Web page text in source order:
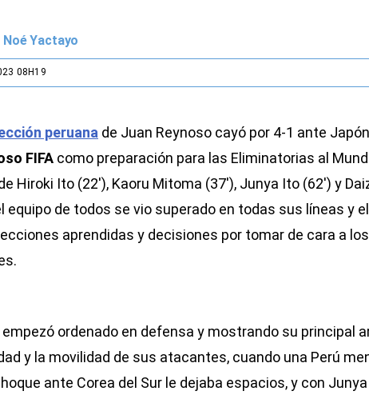
Noé Yactayo
08H19
peruana de Juan Reynoso cayó por 4-1 ante
FIFA como preparación para las Eliminatorias al
Hiroki Ito (22′), Kaoru Mitoma (37′), Junya Ito (62′) y
equipo de todos se vio superado en todas sus líneas y
aprendidas y decisiones por tomar de cara a
ordenado en defensa y mostrando su principal
y la movilidad de sus atacantes, cuando una Perú
ante Corea del Sur le dejaba espacios, y con